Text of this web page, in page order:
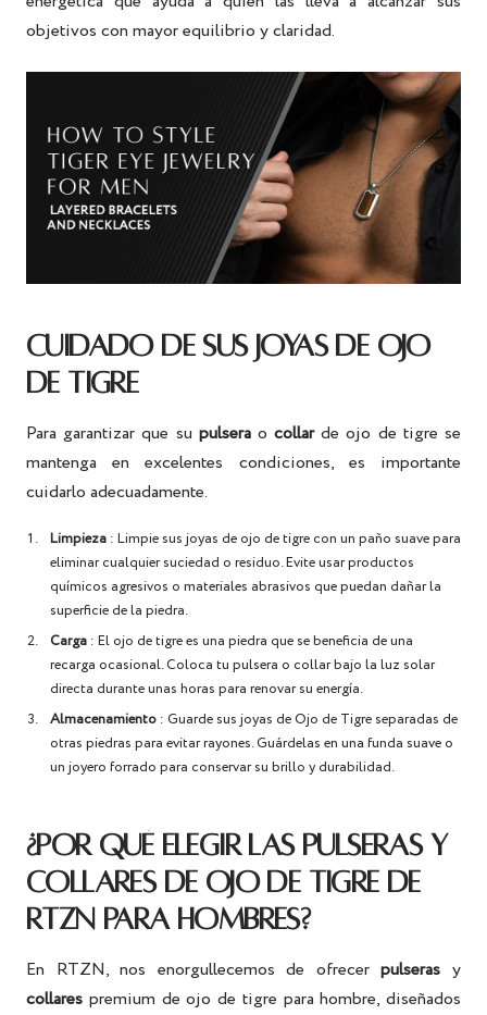
objetivos con mayor equilibrio y claridad.
CUIDADO DE SUS JOYAS DE OJO
DE TIGRE
Para garantizar que su pulsera o collarde ojo de tigrese
mantenga en excelentes condiciones, es importante
cuidarlo adecuadamente.
Limpieza : Limpie sus joyas de ojo de tigre con un paño suave para
eliminar cualquier suciedad o residuo. Evite usar productos
químicos agresivos o materiales abrasivos que puedan dañar la
superficie de la piedra.
Carga : El ojo de tigre es una piedra que se beneficia de una
recarga ocasional. Coloca tu pulsera o collar bajo la luz solar
directa durante unas horas para renovar su energía.
Almacenamiento : Guarde sus joyas de Ojo de Tigre separadas de
otras piedras para evitar rayones. Guárdelas en una funda suave o
un joyero forrado para conservar su brillo y durabilidad.
¿POR QUÉ ELEGIR LAS PULSERAS Y
COLLARES DE OJO DE TIGRE DE
RTZN PARA HOMBRES?
En RTZN, nos enorgullecemos de ofrecer pulseras y
collares premium de ojo de tigre para hombre, diseñados